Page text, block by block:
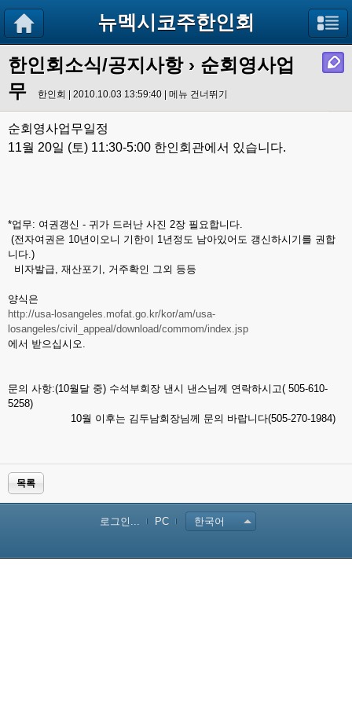
뉴멕시코주한인회
한인회소식/공지사항› 순회영사업
무
한인회 | 2010.10.03 13:59:40 | 메뉴 건너뛰기
순회영사업무일정
11월 20일 (토) 11:30-5:00 한인회관에서 있습니다.
*업무: 여권갱신 - 귀가 드러난 사진 2장 필요합니다.
(전자여권은 10년이오니 기한이 1년정도 남아있어도 갱신하시기를 권합
니다.)
비자발급, 재산포기, 거주확인 그외 등등
양식은
http://usa-losangeles.mofat.go.kr/kor/am/usa-
losangeles/civil_appeal/download/commom/index.jsp
에서 받으십시오.
문의 사항:(10월달 중) 수석부회장 낸시 낸스님께 연락하시고( 505-610-
5258)
10월 이후는 김두남회장님께 문의 바랍니다(505-270-1984)
목록
로그인... PC 한국어